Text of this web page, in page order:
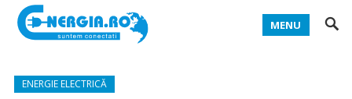
MENU
ENERGIE ELECTRICĂ